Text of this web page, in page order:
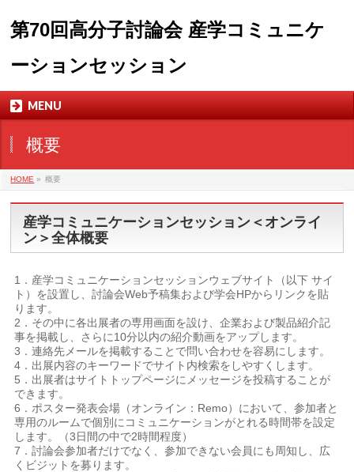
第70回高分子討論会 産学コミュニケ
ーションセッション
MENU
概要
HOME » 概要
産学コミュニケーションセッション＜オンライ
ン＞全体概要
1．産学コミュニケーションセッションウェブサイト（以下 サイ
ト）を設置し、討論会Web予稿集および学会HPからリンクを貼
ります。
2．その中に各出展者の専用画面を設け、企業および製品紹介記
事を掲載し、さらに10分以内の紹介動画をアップします。
3．連絡先メールを掲載することで問い合わせを容易にします。
4．出展内容のキーワードでサイト内検索をしやすくします。
5．出展者はサイトトップページにメッセージを投稿することが
できます。
6．ポスター発表会場（オンライン：Remo）において、参加者と
専用のルームで個別にコミュニケーションがとれる時間帯を設定
します。（3日間の中で2時間程度）
7．討論会参加者だけでなく、参加できない会員にも周知し、広
くビジットを募ります。